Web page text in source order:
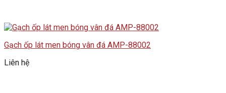
Gạch ốp lát men bóng vân đá AMP-88002
Liên hệ